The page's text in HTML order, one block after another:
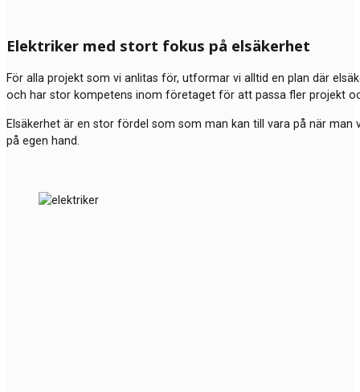
Elektriker med stort fokus på elsäkerhet
För alla projekt som vi anlitas för, utformar vi alltid en plan där
och har stor kompetens inom företaget för att passa fler projekt
Elsäkerhet är en stor fördel som som man kan till vara på när
på egen hand.